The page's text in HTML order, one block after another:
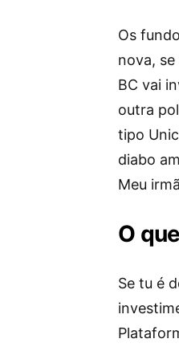
Os
nova,
BC vai
outra
tipo
diabo
Meu
O
Se tu é